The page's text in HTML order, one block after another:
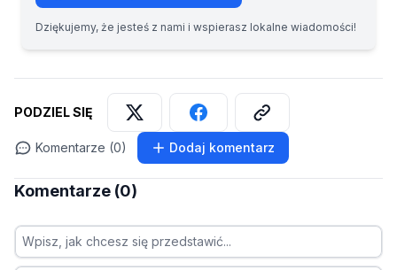
Dziękujemy, że jesteś z nami i wspierasz lokalne wiadomości!
PODZIEL SIĘ
Komentarze (0) Dodaj komentarz
Komentarze (0)